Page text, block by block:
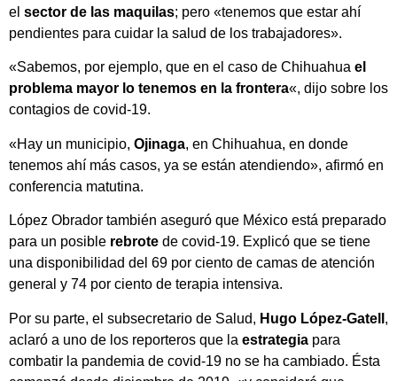
el sector de las maquilas; pero «tenemos que estar ahí
pendientes para cuidar la salud de los trabajadores».
«Sabemos, por ejemplo, que en el caso de Chihuahua el
problema mayor lo tenemos en la frontera«, dijo sobre los
contagios de covid-19.
«Hay un municipio, Ojinaga, en Chihuahua, en donde
tenemos ahí más casos, ya se están atendiendo», afirmó en
conferencia matutina.
López Obrador también aseguró que México está preparado
para un posible rebrote de covid-19. Explicó que se tiene
una disponibilidad del 69 por ciento de camas de atención
general y 74 por ciento de terapia intensiva.
Por su parte, el subsecretario de Salud, Hugo López-Gatell ,
aclaró a uno de los reporteros que la estrategia para
combatir la pandemia de covid-19 no se ha cambiado. Ésta